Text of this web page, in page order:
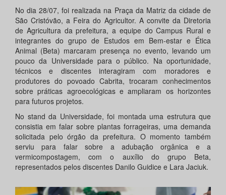
No dia 28/07, foi realizada na Praça da Matriz da cidade de
São Cristóvão, a Feira do Agricultor. A convite da Diretoria
de Agricultura da prefeitura, a equipe do Campus Rural e
integrantes do grupo de Estudos em Bem-estar e Ética
Animal (Beta) marcaram presença no evento, levando um
pouco da Universidade para o público. Na oportunidade,
técnicos e discentes interagiram com moradores e
produtores do povoado Cabrita, trocaram conhecimentos
sobre práticas agroecológicas e ampliaram os horizontes
para futuros projetos.
No stand da Universidade, foi montada uma estrutura que
consistia em falar sobre plantas forrageiras, uma demanda
solicitada pelo órgão da prefeitura. O momento também
serviu para falar sobre a adubação orgânica e a
vermicompostagem, com o auxílio do grupo Beta,
representados pelos discentes Danilo Guidice e Lara Jaciuk.